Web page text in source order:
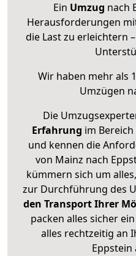
Ein Umzug nach
Herausforderungen
die Last zu erleichtern
Wir haben mehr als
Umzügen
Die
Erfahrung im
und kennen die
von Mainz nach
kümmern sich um
zur Durchführung des
den Transport Ihrer
packen alles sicher
alles rechtzeitig an